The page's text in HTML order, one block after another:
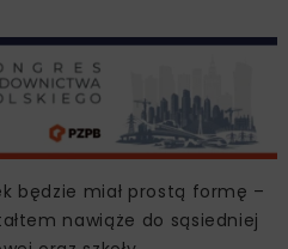
będzie miał prostą formę –
nawiąże do sąsiedniej